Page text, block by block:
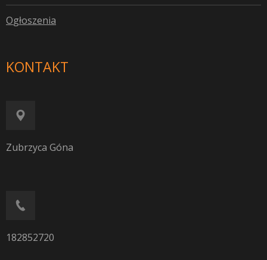
Ogłoszenia
KONTAKT
Zubrzyca Góna
182852720